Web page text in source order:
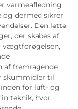
varmeafledning
og dermed sikrer
Den lette
der skabes af
vægtforøgelsen,
af fremragende
skummidler til
for luft- og
teknik, hvor